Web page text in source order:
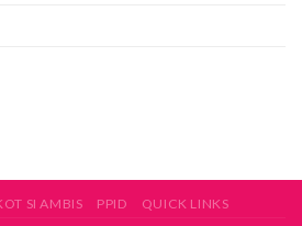
SI AMBIS PPID QUICK LINKS